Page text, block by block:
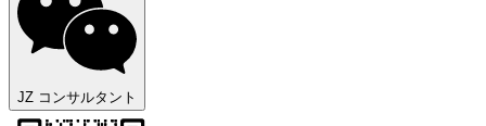
JZ コンサルタント